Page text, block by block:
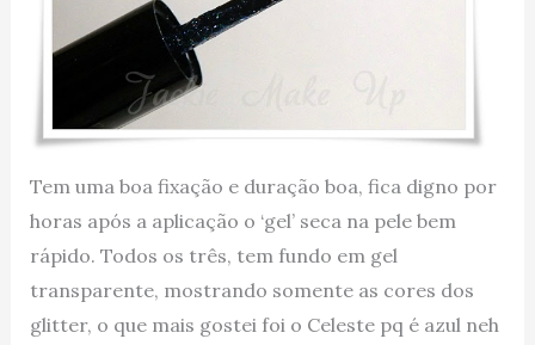
Tem uma boa fixação e duração boa, fica digno por
horas após a aplicação o ‘gel’ seca na pele bem
rápido. Todos os três, tem fundo em gel
transparente, mostrando somente as cores dos
glitter, o que mais gostei foi o Celeste pq é azul neh